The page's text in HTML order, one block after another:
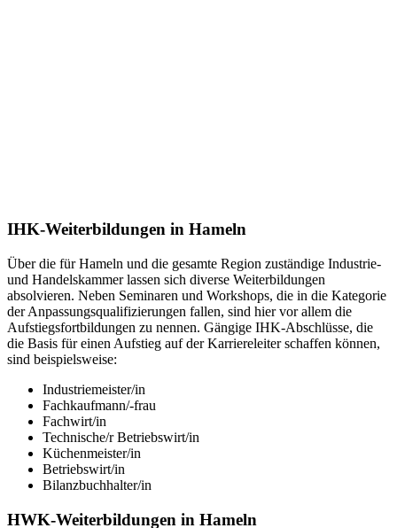
IHK-Weiterbildungen in Hameln
Über die für Hameln und die gesamte Region zuständige Industrie-
und Handelskammer lassen sich diverse Weiterbildungen
absolvieren. Neben Seminaren und Workshops, die in die Kategorie
der Anpassungsqualifizierungen fallen, sind hier vor allem die
Aufstiegsfortbildungen zu nennen. Gängige IHK-Abschlüsse, die
die Basis für einen Aufstieg auf der Karriereleiter schaffen können,
sind beispielsweise:
Industriemeister/in
Fachkaufmann/-frau
Fachwirt/in
Technische/r Betriebswirt/in
Küchenmeister/in
Betriebswirt/in
Bilanzbuchhalter/in
HWK-Weiterbildungen in Hameln